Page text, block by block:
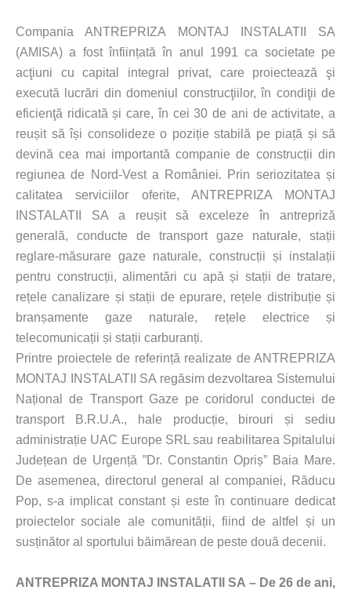
Compania ANTREPRIZA MONTAJ INSTALATII SA
(AMISA) a fost înființată în anul 1991 ca societate pe
acţiuni cu capital integral privat, care proiectează şi
execută lucrări din domeniul construcţiilor, în condiţii de
eficienţă ridicată și care, în cei 30 de ani de activitate, a
reușit să își consolideze o poziție stabilă pe piață și să
devină cea mai importantă companie de construcții din
regiunea de Nord-Vest a României. Prin seriozitatea și
calitatea serviciilor oferite, ANTREPRIZA MONTAJ
INSTALATII SA a reușit să exceleze în antrepriză
generală, conducte de transport gaze naturale, stații
reglare-măsurare gaze naturale, construcții și instalații
pentru construcții, alimentări cu apă și stații de tratare,
rețele canalizare și stații de epurare, rețele distribuție și
branșamente gaze naturale, rețele electrice și
telecomunicații și stații carburanți.
Printre proiectele de referință realizate de ANTREPRIZA
MONTAJ INSTALATII SA regăsim dezvoltarea Sistemului
Național de Transport Gaze pe coridorul conductei de
transport B.R.U.A., hale producție, birouri și sediu
administrație UAC Europe SRL sau reabilitarea Spitalului
Județean de Urgență ”Dr. Constantin Opriș” Baia Mare.
De asemenea, directorul general al companiei, Răducu
Pop, s-a implicat constant și este în continuare dedicat
proiectelor sociale ale comunității, fiind de altfel și un
susținător al sportului băimărean de peste două decenii.
ANTREPRIZA MONTAJ INSTALATII SA – De 26 de ani,